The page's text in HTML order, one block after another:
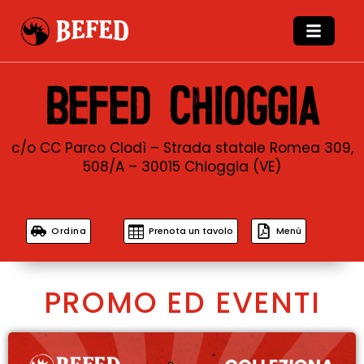
BEFED CHIOGGIA
c/o CC Parco Clodì – Strada statale Romea 309,
508/A – 30015 Chioggia (VE)
Ordina Prenota un tavolo Menù
PROMO ED EVENTI